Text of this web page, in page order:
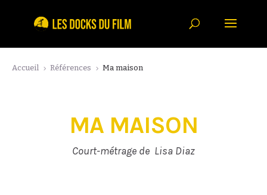
Accueil 5 Références 5 Ma maison
MA MAISON
Court-métrage de Lisa Diaz